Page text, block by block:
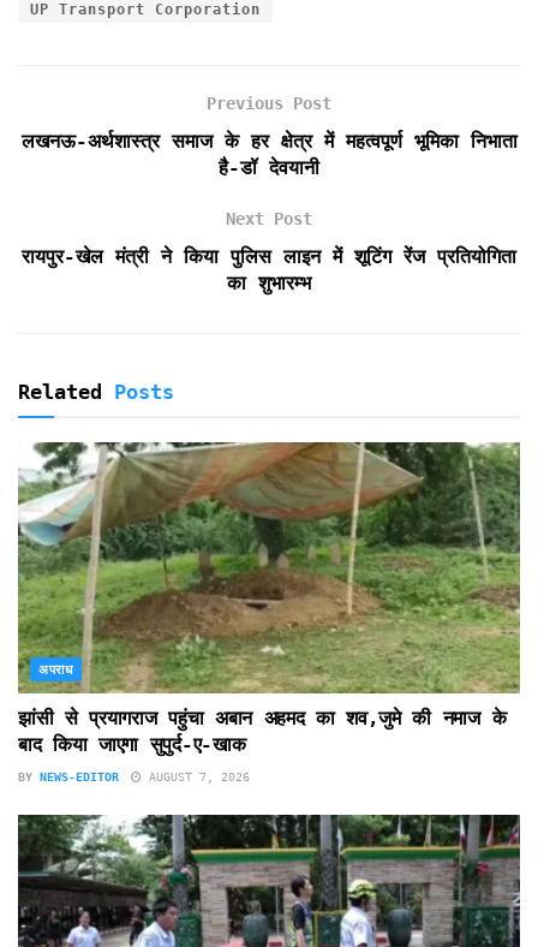
e
A
F
e
d
l
UP Transport Corporation
Previous Post
लखनऊ-अर्थशास्त्र समाज के हर क्षेत्र में महत्वपूर्ण भूमिका निभाता
है-डॉ देवयानी
Next Post
रायपुर-खेल मंत्री ने किया पुलिस लाइन में शूटिंग रेंज प्रतियोगिता
का शुभारम्भ
Related Posts
अपराध
झांसी से प्रयागराज पहुंचा अबान अहमद का शव,जुमे की नमाज के
बाद किया जाएगा सुपुर्द-ए-खाक
BY NEWS-EDITOR AUGUST 7, 2026